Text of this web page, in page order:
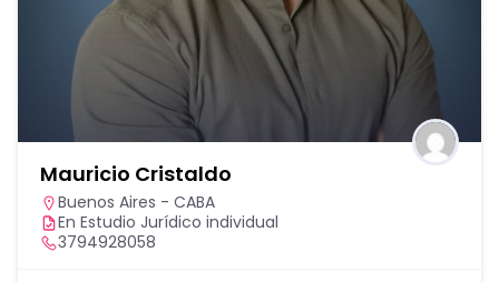
Mauricio Cristaldo
Buenos Aires - CABA
En Estudio Jurídico individual
3794928058